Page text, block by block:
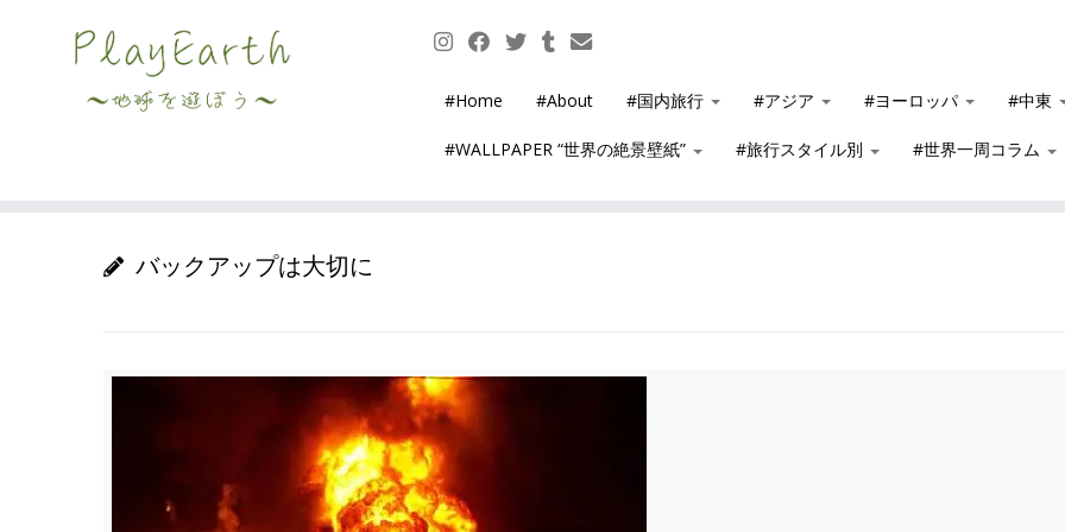
#Home
#About #国内旅行 #アジア #ヨーロッパ #中東
#WALLPAPER “世界の絶景壁紙” #旅行スタイル別 #世界一周コラム
バックアップは大切に